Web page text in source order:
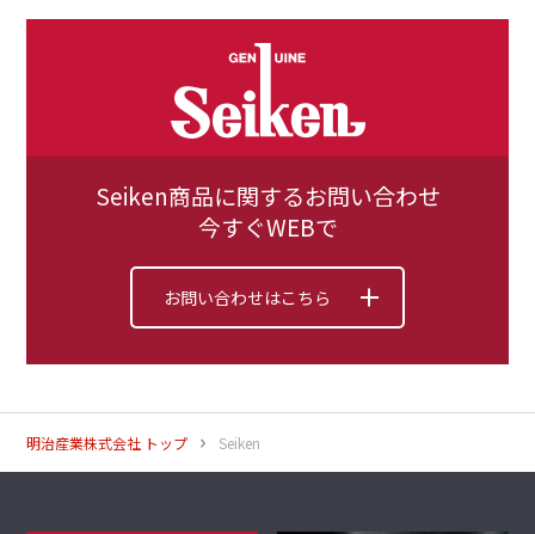
Seiken商品に関するお問い合わせ
今すぐWEBで
お問い合わせはこちら
明治産業株式会社 トップ Seiken